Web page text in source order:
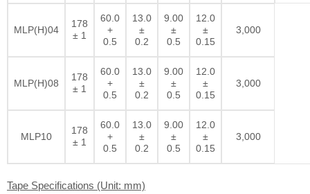
MLP(H)04
178
± 1
60.0
+
0.5
13.0
±
0.2
9.00
±
0.5
12.0
±
0.15
3,000
MLP(H)08
178
± 1
60.0
+
0.5
13.0
±
0.2
9.00
±
0.5
12.0
±
0.15
3,000
MLP10
178
± 1
60.0
+
0.5
13.0
±
0.2
9.00
±
0.5
12.0
±
0.15
3,000
Tape Specifications (Unit: mm)